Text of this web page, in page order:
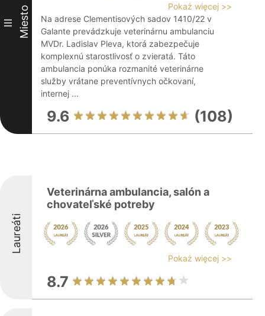
III Miesto
Pokaż więcej >>
Na adrese Clementisových sadov 1410/22 v
Galante prevádzkuje veterinárnu ambulanciu
MVDr. Ladislav Pleva, ktorá zabezpečuje
komplexnú starostlivosť o zvieratá. Táto
ambulancia ponúka rozmanité veterinárne
služby vrátane preventívnych očkovaní,
internej ...
9.6 (108)
Laureáti
Veterinárna ambulancia, salón a
chovateľské potreby
Pokaż więcej >>
8.7